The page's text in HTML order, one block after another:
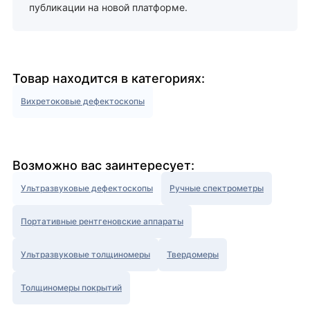
публикации на новой платформе.
Товар находится в категориях:
Вихретоковые дефектоскопы
Возможно вас заинтересует:
Ультразвуковые дефектоскопы Ручные спектрометры
Портативные рентгеновские аппараты
Ультразвуковые толщиномеры Твердомеры
Толщиномеры покрытий